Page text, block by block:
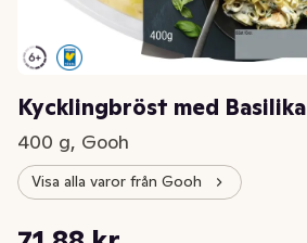
Kycklingbröst med Basilika
400 g, Gooh
Visa alla varor från Gooh
Styckpris: 179,70 kr /kg